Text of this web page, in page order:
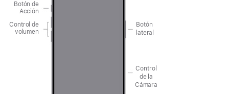
Control de
volumen
Botón de
Acción
Control
de la
Cámara
Botón
lateral